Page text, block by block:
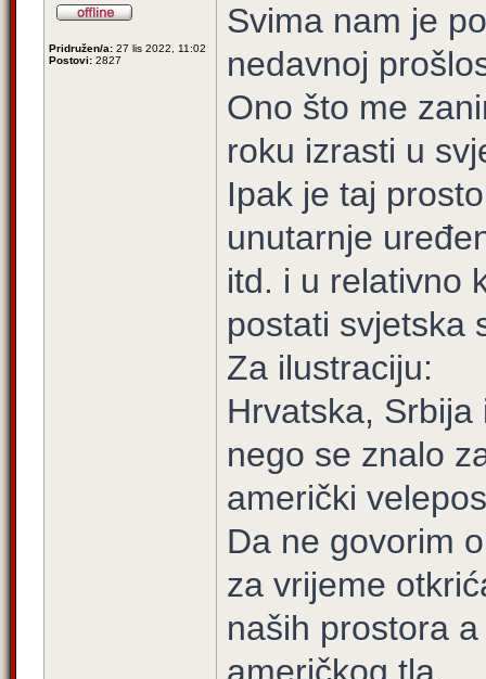
Pridružen/a: 27 lis 2022, 11:02
Postovi: 2827
Svima nam je
nedavnoj
Ono što me
roku izrasti u
Ipak je taj
unutarnje
itd. i u relativno
postati svjetska
Za ilustraciju:
Hrvatska,
nego se znalo
američki
Da ne govorim
za vrijeme
naših prostora